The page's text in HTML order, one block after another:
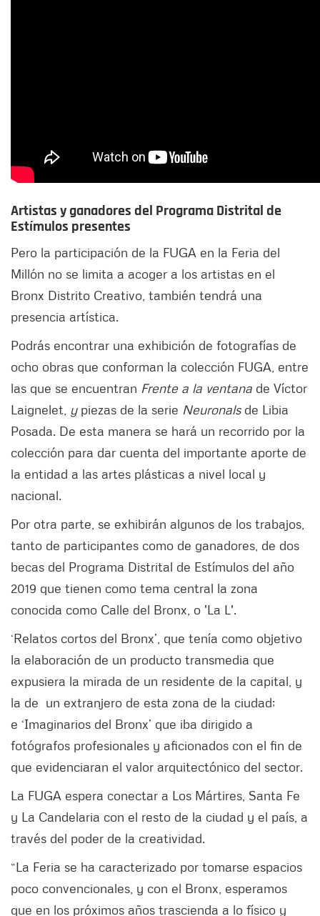
Artistas y ganadores del Programa Distrital de
Estímulos presentes
Pero la participación de la FUGA en la Feria del
Millón no se limita a acoger a los artistas en el
Bronx Distrito Creativo, también tendrá una
presencia artística.
Podrás encontrar una exhibición de fotografías de
ocho obras que conforman la colección FUGA, entre
las que se encuentran Frente a la ventana de Víctor
Laignelet, y piezas de la serie Neuronals de Libia
Posada. De esta manera se hará un recorrido por la
colección para dar cuenta del importante aporte de
la entidad a las artes plásticas a nivel local y
nacional.
Por otra parte, se exhibirán algunos de los trabajos,
tanto de participantes como de ganadores, de dos
becas del Programa Distrital de Estímulos del año
2019 que tienen como tema central la zona
conocida como Calle del Bronx, o 'La L'.
‘Relatos cortos del Bronx’, que tenía como objetivo
la elaboración de un producto transmedia que
expusiera la mirada de un residente de la capital, y
la de un extranjero de esta zona de la ciudad;
e ‘Imaginarios del Bronx’ que iba dirigido a
fotógrafos profesionales y aficionados con el fin de
que evidenciaran el valor arquitectónico del sector.
La FUGA espera conectar a Los Mártires, Santa Fe
y La Candelaria con el resto de la ciudad y el país, a
través del poder de la creatividad.
“La Feria se ha caracterizado por tomarse espacios
poco convencionales, y con el Bronx, esperamos
que en los próximos años trascienda a lo físico y